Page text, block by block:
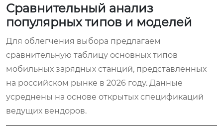
Сравнительный анализ
популярных типов и моделей
Для облегчения выбора предлагаем
сравнительную таблицу основных типов
мобильных зарядных станций, представленных
на российском рынке в 2026 году. Данные
усреднены на основе открытых спецификаций
ведущих вендоров.